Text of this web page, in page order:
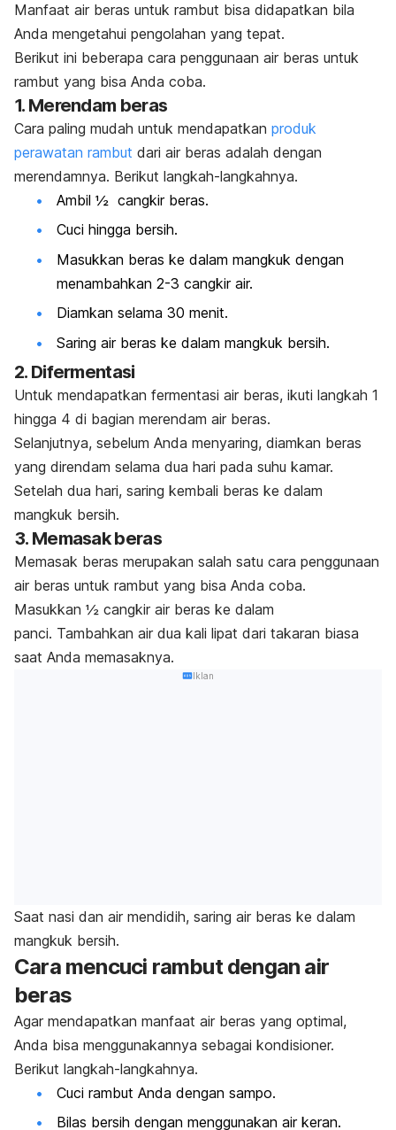
Manfaat air beras untuk rambut bisa didapatkan bila
Anda mengetahui pengolahan yang tepat.
Berikut ini beberapa cara penggunaan air beras untuk
rambut yang bisa Anda coba.
1. Merendam beras
Cara paling mudah untuk mendapatkan produk
perawatan rambut dari air beras adalah dengan
merendamnya. Berikut langkah-langkahnya.
Ambil ½ cangkir beras.
Cuci hingga bersih.
Masukkan beras ke dalam mangkuk dengan
menambahkan 2-3 cangkir air.
Diamkan selama 30 menit.
Saring air beras ke dalam mangkuk bersih.
2. Difermentasi
Untuk mendapatkan fermentasi air beras, ikuti langkah 1
hingga 4 di bagian merendam air beras.
Selanjutnya, sebelum Anda menyaring, diamkan beras
yang direndam selama dua hari pada suhu kamar.
Setelah dua hari, saring kembali beras ke dalam
mangkuk bersih.
3. Memasak beras
Memasak beras merupakan salah satu cara penggunaan
air beras untuk rambut yang bisa Anda coba.
Masukkan ½ cangkir air beras ke dalam
panci. Tambahkan air dua kali lipat dari takaran biasa
saat Anda memasaknya.
Iklan
Saat nasi dan air mendidih, saring air beras ke dalam
mangkuk bersih.
Cara mencuci rambut dengan air
beras
Agar mendapatkan manfaat air beras yang optimal,
Anda bisa menggunakannya sebagai kondisioner.
Berikut langkah-langkahnya.
Cuci rambut Anda dengan sampo.
Bilas bersih dengan menggunakan air keran.